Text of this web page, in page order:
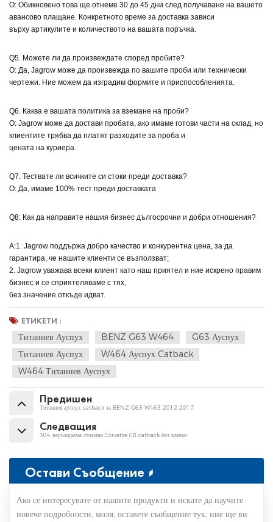
О: Обикновено това ще отнеме 30 до 45 дни след получаване на вашето
авансово плащане. Конкретното време за доставка зависи
върху артикулите и количеството на вашата поръчка.
Q5. Можете ли да произвеждате според пробите?
О: Да, Jagrow може да произвежда по вашите проби или технически
чертежи. Ние можем да изградим формите и приспособленията.
Q6. Каква е вашата политика за вземане на проби?
О: Jagrow може да достави пробата, ако имаме готови части на склад, но
клиентите трябва да платят разходите за проба и
цената на куриера.
Q7. Тествате ли всичките си стоки преди доставка?
О: Да, имаме 100% тест преди доставката
Q8: Как да направите нашия бизнес дългосрочни и добри отношения?
A:1. Jagrow поддържа добро качество и конкурентна цена, за да
гарантира, че нашите клиенти се възползват;
2. Jagrow уважава всеки клиент като наш приятел и ние искрено правим
бизнес и се сприятеляваме с тях,
без значение откъде идват.
ЕТИКЕТИ :
Титаниев Ауспух
BENZ G63 W464
G63 Ауспух
Титаниев Ауспух
W464 Ауспух Catback
W464 Титаниев Ауспух
Предишен
Титаниев ауспух catback за BENZ G63 W463 2012-2017
Следващия
304 неръждаема стомана Corvette C8 catback без клапан
Остави Съобщение
Ако се интересувате от нашите продукти и искате да научите
повече подробности, моля, оставете съобщение тук, ние ще ви